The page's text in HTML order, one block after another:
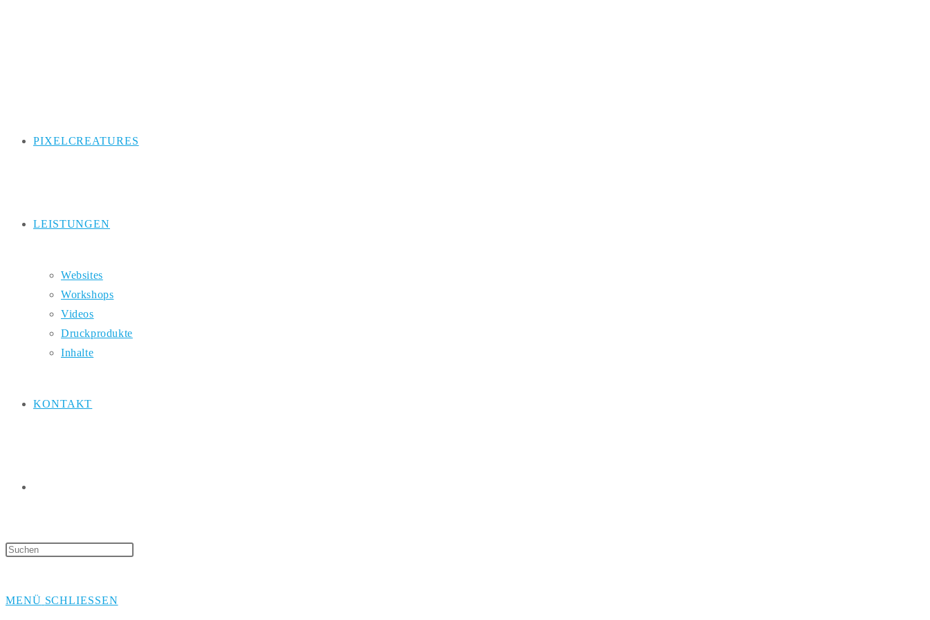
PIXELCREATURES
LEISTUNGEN
Websites
Workshops
Videos
Druckprodukte
Inhalte
KONTAKT
MENÜ SCHLIESSEN